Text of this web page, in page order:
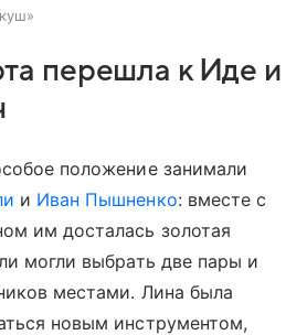
перешла к Иде и
положение занимали
и Иван Пышненко: вместе с
им досталась золотая
могли выбрать две пары и
местами. Лина была
новым инструментом,